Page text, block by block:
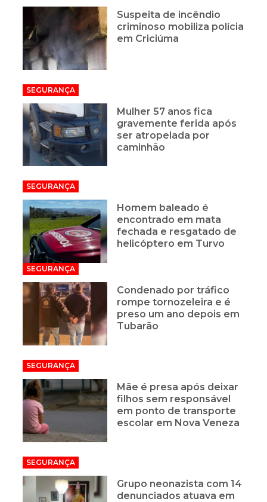
Suspeita de incêndio
criminoso mobiliza polícia
em Criciúma
SEGURANÇA
Mulher 57 anos fica
gravemente ferida após
ser atropelada por
caminhão
SEGURANÇA
Homem baleado é
encontrado em mata
fechada e resgatado de
helicóptero em Turvo
SEGURANÇA
Condenado por tráfico
rompe tornozeleira e é
preso um ano depois em
Tubarão
SEGURANÇA
Mãe é presa após deixar
filhos sem responsável
em ponto de transporte
escolar em Nova Veneza
SEGURANÇA
Grupo neonazista com 14
denunciados atuava em